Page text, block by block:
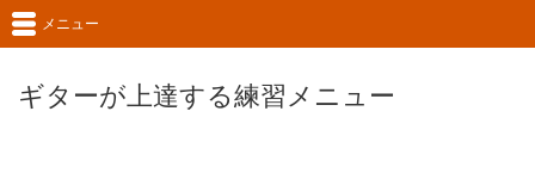
ギターが上達する練習メニュー
メニュー